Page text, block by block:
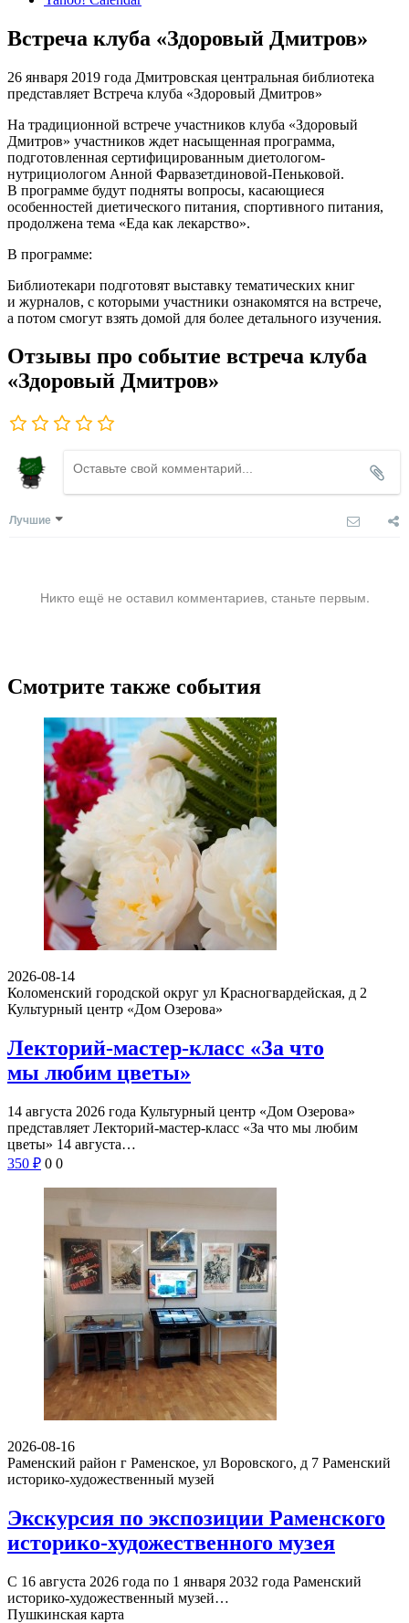
Встреча клуба «Здоровый Дмитров»
26 января 2019 года Дмитровская центральная библиотека
представляет Встреча клуба «Здоровый Дмитров»
На традиционной встрече участников клуба «Здоровый
Дмитров» участников ждет насыщенная программа,
подготовленная сертифицированным диетологом-
нутрициологом Анной Фарвазетдиновой-Пеньковой.
В программе будут подняты вопросы, касающиеся
особенностей диетического питания, спортивного питания,
продолжена тема «Еда как лекарство».
В программе:
Библиотекари подготовят выставку тематических книг
и журналов, с которыми участники ознакомятся на встрече,
а потом смогут взять домой для более детального изучения.
Отзывы про событие встреча клуба
«Здоровый Дмитров»
Лучшие
Никто ещё не оставил комментариев, станьте первым.
Смотрите также события
2026-08-14
Коломенский городской округ ул Красногвардейская, д 2
Культурный центр «Дом Озерова»
Лекторий-мастер-класс «За что
мы любим цветы»
14 августа 2026 года Культурный центр «Дом Озерова»
представляет Лекторий-мастер-класс «За что мы любим
цветы» 14 августа…
350 ₽ 0 0
2026-08-16
Раменский район г Раменское, ул Воровского, д 7 Раменский
историко-художественный музей
Экскурсия по экспозиции Раменского
историко-художественного музея
С 16 августа 2026 года по 1 января 2032 года Раменский
историко-художественный музей…
Пушкинская карта